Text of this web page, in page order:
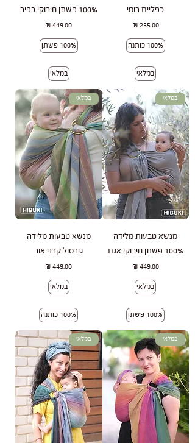
כפליים רומי
מחיר‏255.00 ‏₪
100% כותנה
במלאי
100% פשתן חיבוקי כפיר
מחיר
100% פשתן
במלאי
במלאי
מנשא טבעות מלידה
100% פשתן חיבוקי אגם
מחיר‏449.00 ‏₪
במלאי
100% פשתן
במלאי
מנשא טבעות מלידה
גירסול קרני אור
מחיר
במלאי
100% כותנה
במלאי במלאי